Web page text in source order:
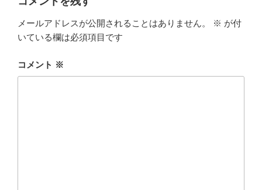
メールアドレスが公開されることはありません。 ※ が付
いている欄は必須項目です
コメント ※